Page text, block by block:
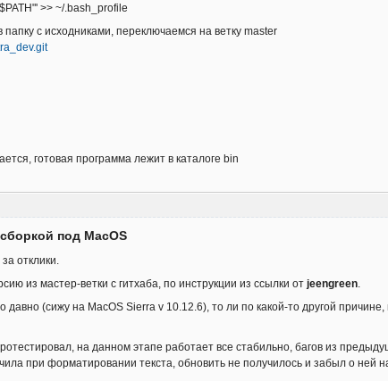
>> ~/.bash_profile
с исходниками, переключаемся на ветку master
готовая программа лежит в каталоге bin
под MacOS
отклики.
из мастер-ветки с гитхаба, по инструкции из ссылки от jeengreen.
давно (сижу на MacOS Sierra v 10.12.6), то ли по какой-то другой
на данном этапе работает все стабильно, багов из
при форматировании текста, обновить не получилось и забыл о ней